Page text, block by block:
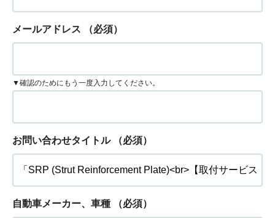
メールアドレス （必須）
▼確認のためにもう一度入力してください。
お問い合わせタイトル （必須）
自動車メーカー、車種 （必須）